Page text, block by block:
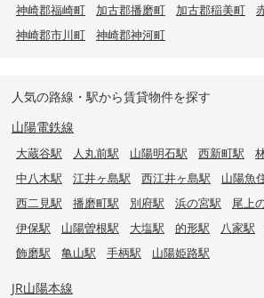
神崎郡福崎町
加古郡播磨町 加古郡稲美町
神崎郡市川町
神崎郡神河町
人気の路線・駅から賃貸物件を探す
山陽電鉄線
大蔵谷駅 人丸前駅 山陽明石駅 西新町駅
中八木駅
江井ヶ島駅 西江井ヶ島駅 山陽魚
西二見駅
播磨町駅 別府駅 浜の宮駅 尾上
伊保駅
山陽曽根駅 大塩駅 的形駅 八家駅
飾磨駅
亀山駅 手柄駅 山陽姫路駅
JR山陽本線